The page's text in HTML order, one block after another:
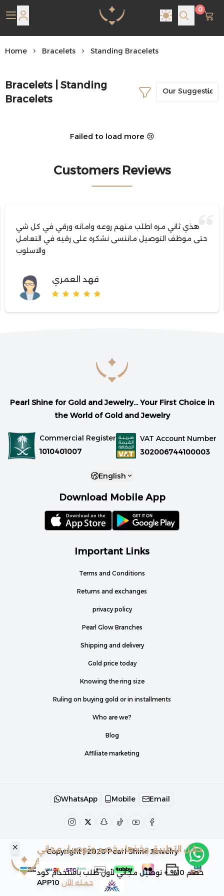
Pearl Shine Jewelry
0
Home Bracelets Standing Bracelets
Bracelets | Standing
Bracelets
Failed to load more 😢
Customers Reviews
هذي ثاني مره اطلب منهم روعه وامانه ورقي في كل شي
حتى موظف التوصيل ماننسى نشكره على رقيه في التعامل
والاسلوب
فهد العمري
Important Links
Terms and Conditions
Returns and exchanges
privacy policy
Pearl Glow Branches
Shipping and delivery
Gold price today
Knowing the ring size
Ruling on buying gold or in installments
Who are we?
Blog
Affiliate marketing
Pearl Shine for Gold and Jewelry... Your First Choice in
the World of Gold and Jewelry
Commercial Register
1010401007
VAT Account Number
302006744100003
English
Download Mobile App
WhatsApp Mobile Email
Copyright | 2026Pearl Shine Jewelry
حمّل التطبيق وخذها بـخصم وتوصيل مجاني
!
خصم 10% + توصيل مجاني لأول طلب باستخدام كود
APP10 حمله الآن